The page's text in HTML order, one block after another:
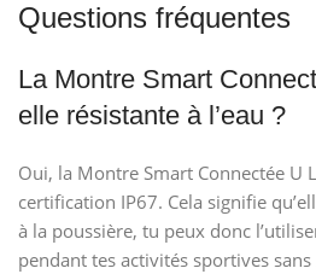
Questions fréquentes
La Montre Smart
elle résistante à l’eau ?
Oui, la Montre Smart Connectée U
certification IP67. Cela signifie
à la poussière, tu peux donc
pendant tes activités sportives sans